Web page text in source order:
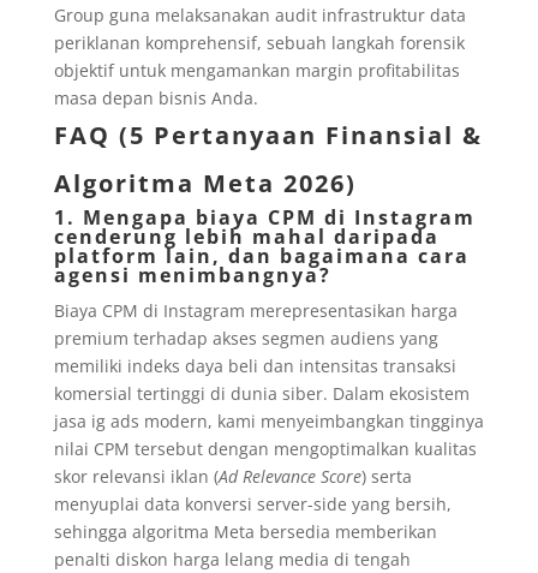
Group guna melaksanakan audit infrastruktur data
periklanan komprehensif, sebuah langkah forensik
objektif untuk mengamankan margin profitabilitas
masa depan bisnis Anda.
FAQ (5 Pertanyaan Finansial &
Algoritma Meta 2026)
1. Mengapa biaya CPM di Instagram
cenderung lebih mahal daripada
platform lain, dan bagaimana cara
agensi menimbangnya?
Biaya CPM di Instagram merepresentasikan harga
premium terhadap akses segmen audiens yang
memiliki indeks daya beli dan intensitas transaksi
komersial tertinggi di dunia siber. Dalam ekosistem
jasa ig ads modern, kami menyeimbangkan tingginya
nilai CPM tersebut dengan mengoptimalkan kualitas
skor relevansi iklan (Ad Relevance Score) serta
menyuplai data konversi server-side yang bersih,
sehingga algoritma Meta bersedia memberikan
penalti diskon harga lelang media di tengah